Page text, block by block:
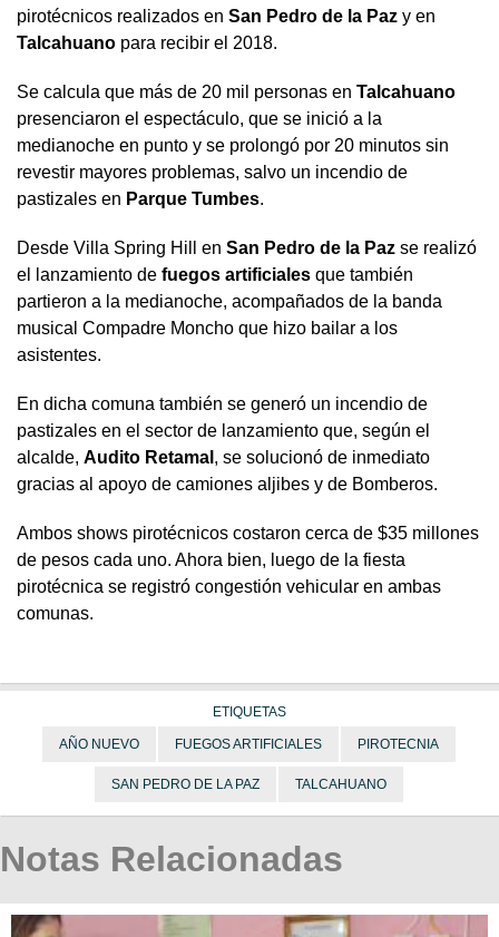
pirotécnicos realizados en San Pedro de la Paz y en
Talcahuano para recibir el 2018.
Se calcula que más de 20 mil personas en Talcahuano
presenciaron el espectáculo, que se inició a la
medianoche en punto y se prolongó por 20 minutos sin
revestir mayores problemas, salvo un incendio de
pastizales en Parque Tumbes.
Desde Villa Spring Hill en San Pedro de la Paz se realizó
el lanzamiento de fuegos artificiales que también
partieron a la medianoche, acompañados de la banda
musical Compadre Moncho que hizo bailar a los
asistentes.
En dicha comuna también se generó un incendio de
pastizales en el sector de lanzamiento que, según el
alcalde, Audito Retamal , se solucionó de inmediato
gracias al apoyo de camiones aljibes y de Bomberos.
Ambos shows pirotécnicos costaron cerca de $35 millones
de pesos cada uno. Ahora bien, luego de la fiesta
pirotécnica se registró congestión vehicular en ambas
comunas.
ETIQUETAS
AÑO NUEVO FUEGOS ARTIFICIALES PIROTECNIA
SAN PEDRO DE LA PAZ TALCAHUANO
Notas Relacionadas